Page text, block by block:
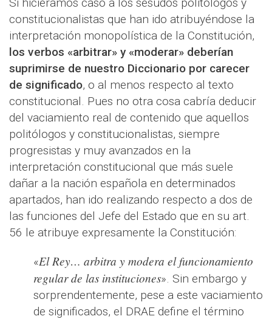
constitucionalistas que han ido atribuyéndose la
interpretación monopolística de la Constitución,
los verbos «arbitrar» y «moderar» deberían
suprimirse de nuestro Diccionario por carecer
de significado, o al menos respecto al texto
constitucional. Pues no otra cosa cabría deducir
del vaciamiento real de contenido que aquellos
politólogos y constitucionalistas, siempre
progresistas y muy avanzados en la
interpretación constitucional que más suele
dañar a la nación española en determinados
apartados, han ido realizando respecto a dos de
las funciones del Jefe del Estado que en su art.
56 le atribuye expresamente la Constitución:
«El Rey… arbitra y modera el funcionamiento
regular de las instituciones». Sin embargo y
sorprendentemente, pese a este vaciamiento
de significados, el DRAE define el término